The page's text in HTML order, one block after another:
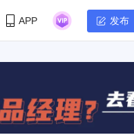
APP 发布